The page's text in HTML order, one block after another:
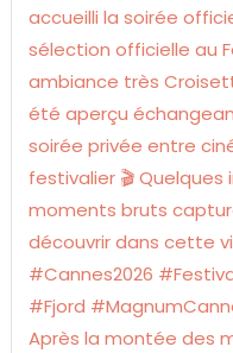
Après la montée des